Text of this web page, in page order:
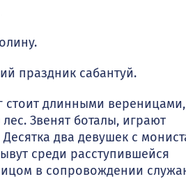
праздник сабантуй.
стоит длинными
Звенят боталы, играют
два девушек с
среди расступившейся
в сопровождении